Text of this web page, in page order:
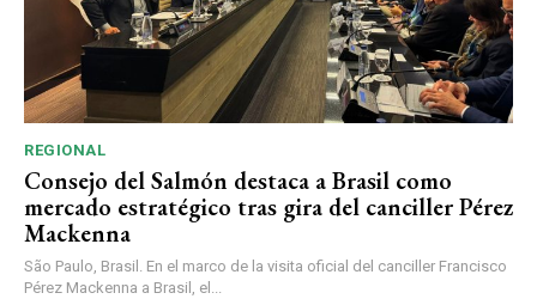
REGIONAL
Consejo del Salmón destaca a Brasil como
mercado estratégico tras gira del canciller Pérez
Mackenna
São Paulo, Brasil. En el marco de la visita oficial del canciller Francisco
Pérez Mackenna a Brasil, el...